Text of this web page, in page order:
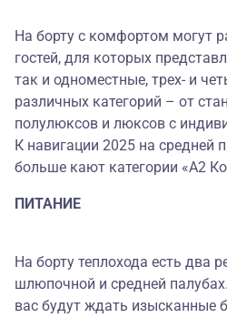
На борту с комфортом могут
гостей, для которых
так и одноместные, трех- и
различных категорий – от
полулюксов и люксов с
К навигации 2025 на средней
больше кают категории «А2
ПИТАНИЕ
На борту теплохода есть два
шлюпочной и средней
вас будут ждать изысканные